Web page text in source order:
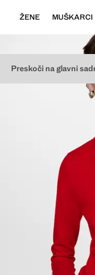
Preskoči na glavni
ŽENE MUŠKARCI